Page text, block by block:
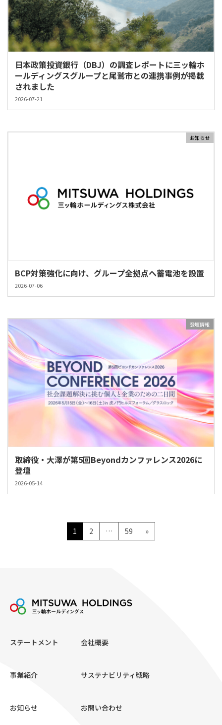
日本政策投資銀行（DBJ）の調査レポートに三ッ輪ホ
ールディングスグループと尾鷲市との連携事例が掲載
されました
2026-07-21
お知らせ
BCP対策強化に向け、グループ全拠点へ蓄電池を設置
2026-07-06
登壇情報
取締役・大澤が第5回Beyondカンファレンス2026に
登壇
2026-05-14
ー
ジ
り
ペ
ー
1
ペ
ー
2 …
ペ
ー
59 »
ステートメント 会社概要
事業紹介 サステナビリティ戦略
お知らせ お問い合わせ